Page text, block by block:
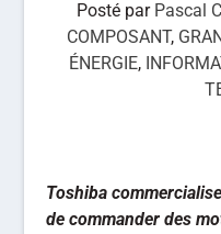
Posté par Pascal
COMPOSANT,
ÉNERGIE,
Toshiba
de commander des